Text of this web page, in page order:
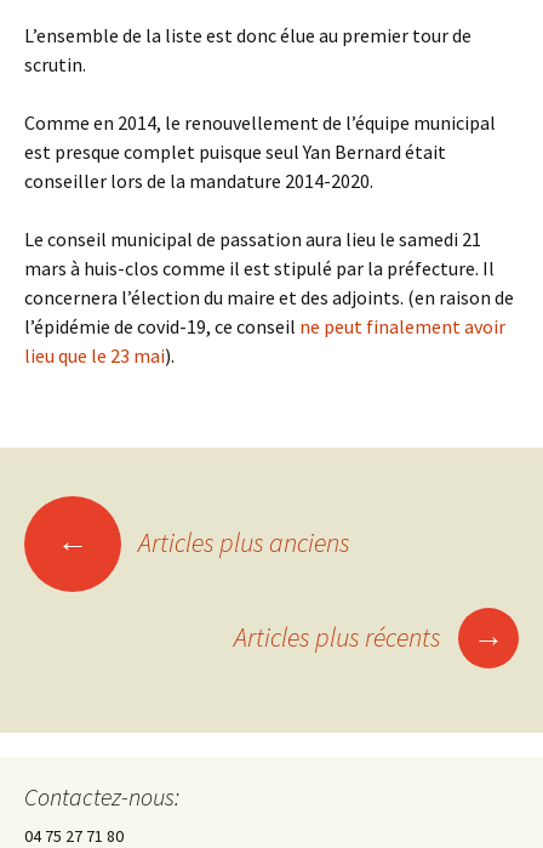
L’ensemble de la liste est donc élue au premier tour de
scrutin.
Comme en 2014, le renouvellement de l’équipe municipal
est presque complet puisque seul Yan Bernard était
conseiller lors de la mandature 2014-2020.
Le conseil municipal de passation aura lieu le samedi 21
mars à huis-clos comme il est stipulé par la préfecture. Il
concernera l’élection du maire et des adjoints. (en raison de
l’épidémie de covid-19, ce conseil ne peut finalement avoir
lieu que le 23 mai).
Navigation
articles
← Articles plus anciens
Articles plus récents →
Contactez-nous:
04 75 27 71 80